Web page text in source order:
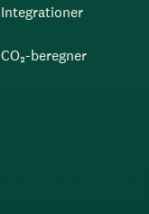
Integrationer
CO₂-beregner